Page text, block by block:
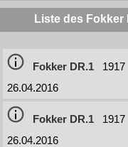
Liste des Fokker
Fokker DR.1 1917
26.04.2016
Fokker DR.1 1917
26.04.2016